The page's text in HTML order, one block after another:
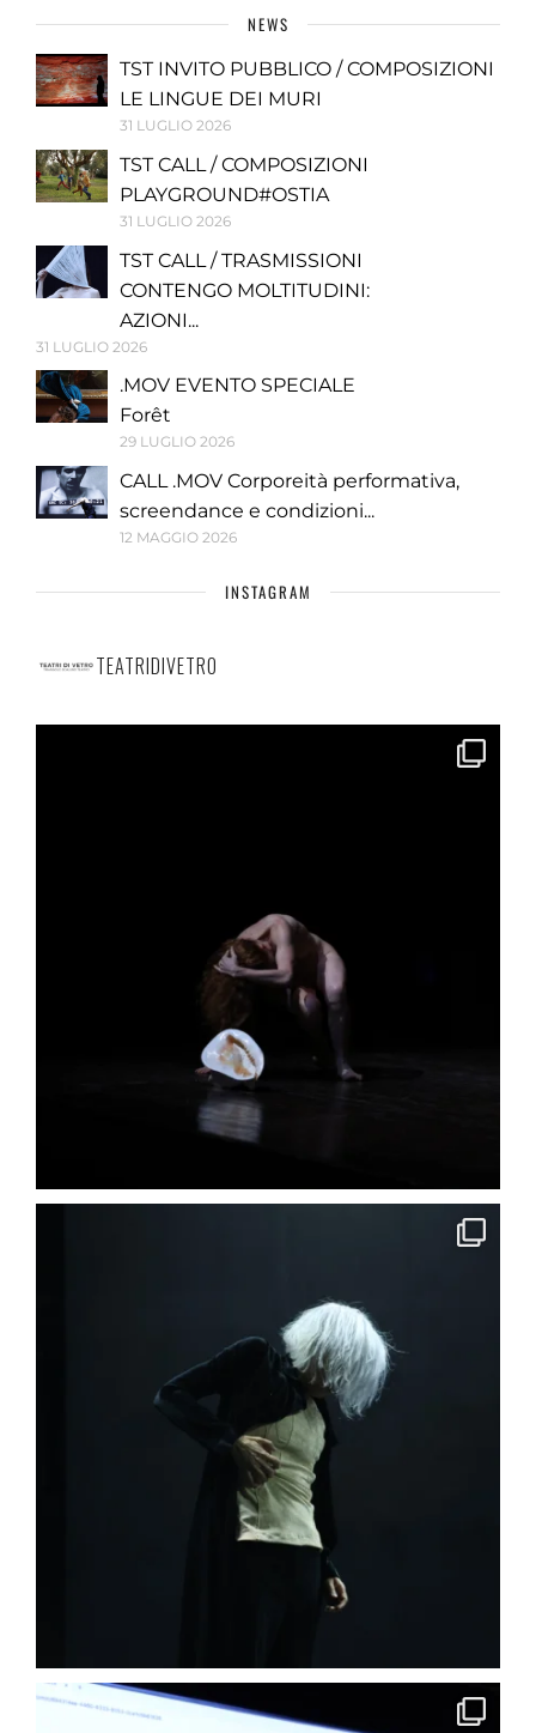
NEWS
TST INVITO PUBBLICO / COMPOSIZIONI
LE LINGUE DEI MURI
31 LUGLIO 2026
TST CALL / COMPOSIZIONI
PLAYGROUND#OSTIA
31 LUGLIO 2026
TST CALL / TRASMISSIONI
CONTENGO MOLTITUDINI:
AZIONI...
31 LUGLIO 2026
.MOV EVENTO SPECIALE
Forêt
29 LUGLIO 2026
CALL .MOV Corporeità performativa,
screendance e condizioni...
12 MAGGIO 2026
INSTAGRAM
TEATRIDIVETRO